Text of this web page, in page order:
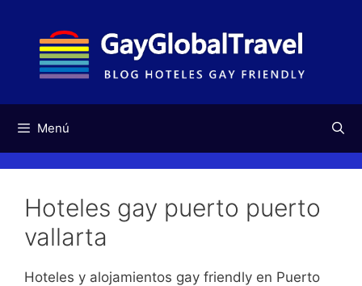
contenido
Menú
Hoteles gay puerto puerto
vallarta
Hoteles y alojamientos gay friendly en Puerto